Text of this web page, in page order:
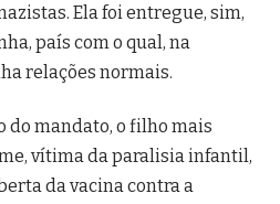
Ela foi entregue, sim,
país com o qual, na
relações normais.
do mandato, o filho mais
vítima da paralisia infantil,
da vacina contra a